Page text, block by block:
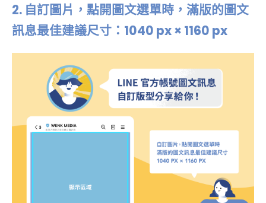
2. 自訂圖片，點開圖文選單時，滿版的圖文
訊息最佳建議尺寸：1040 px × 1160 px